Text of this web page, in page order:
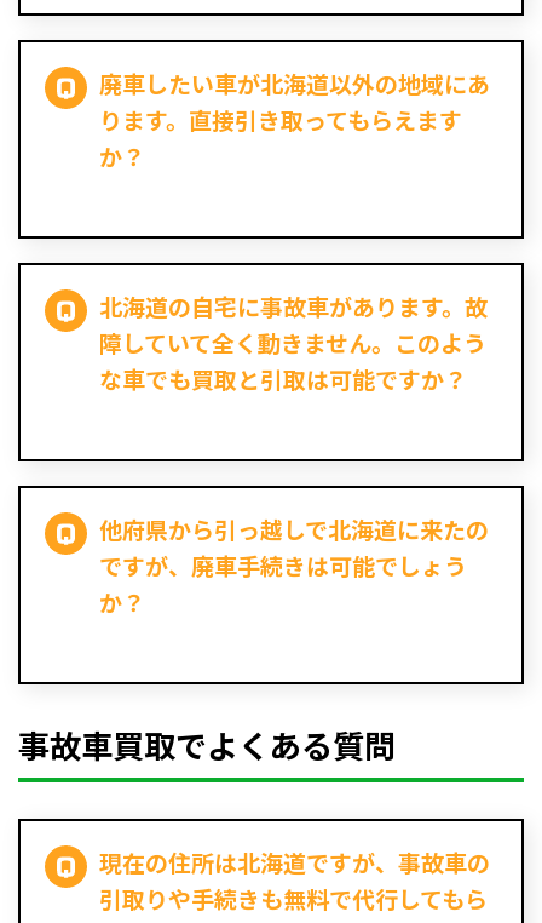
廃車したい車が北海道以外の地域にあ
ります。直接引き取ってもらえます
か？
北海道の自宅に事故車があります。故
障していて全く動きません。このよう
な車でも買取と引取は可能ですか？
他府県から引っ越しで北海道に来たの
ですが、廃車手続きは可能でしょう
か？
事故車買取でよくある質問
現在の住所は北海道ですが、事故車の
引取りや手続きも無料で代行してもら